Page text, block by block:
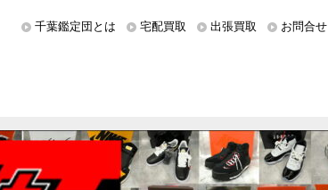
千葉鑑定団とは 宅配買取 出張買取 お問合せ